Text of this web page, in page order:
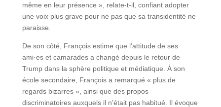
même en leur présence », relate-t-il, confiant adopter
une voix plus grave pour ne pas que sa transidentité ne
paraisse.
De son côté, François estime que l’attitude de ses
ami·es et camarades a changé depuis le retour de
Trump dans la sphère politique et médiatique. À son
école secondaire, François a remarqué « plus de
regards bizarres », ainsi que des propos
discriminatoires auxquels il n’était pas habitué. Il évoque